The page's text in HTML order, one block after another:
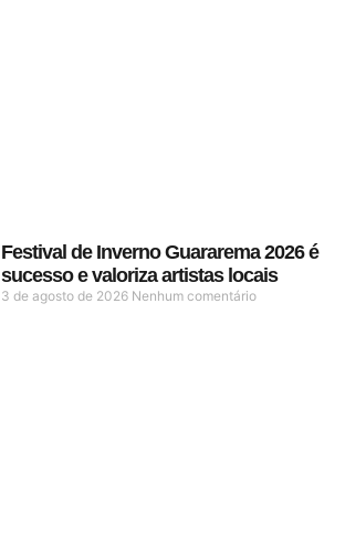
Festival de Inverno Guararema 2026 é
sucesso e valoriza artistas locais
3 de agosto de 2026 Nenhum comentário